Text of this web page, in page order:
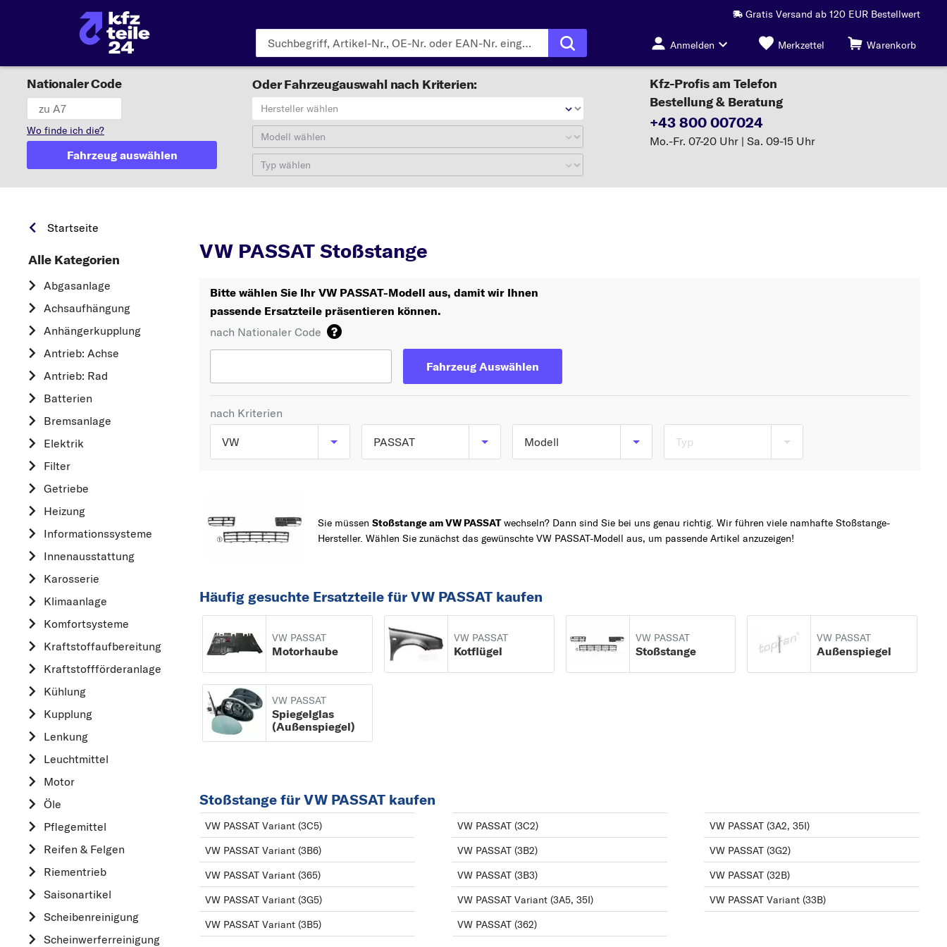
Gratis Versand ab 120 EUR Bestellwert
Anmelden Merkzettel Warenkorb
Nationaler Code
Wo finde ich die?
Fahrzeug auswählen
Oder Fahrzeugauswahl nach Kriterien:
Hersteller wählen
Modell wählen
Typ wählen
Kfz-Profis am Telefon
Bestellung & Beratung
+43 800 007024
Mo.-Fr. 07-20 Uhr | Sa. 09-15 Uhr
Startseite
Alle Kategorien
Abgasanlage
Achsaufhängung
Anhängerkupplung
Antrieb: Achse
Antrieb: Rad
Batterien
Bremsanlage
Elektrik
Filter
Getriebe
Heizung
Informationssysteme
Innenausstattung
Karosserie
Klimaanlage
Komfortsysteme
Kraftstoff­aufbereitung
Kraftstoff­förderanlage
Kühlung
Kupplung
Lenkung
Leuchtmittel
Motor
Öle
Pflegemittel
Reifen & Felgen
Riementrieb
Saisonartikel
Scheibenreinigung
Scheinwerferreinigung
VW PASSAT Stoßstange
Bitte wählen Sie Ihr VW PASSAT-Modell aus, damit wir Ihnen
passende Ersatzteile präsentieren können.
nach Nationaler Code
Fahrzeug Auswählen
nach Kriterien
VW
OPEL
MERCEDES-BENZ
A
AUDI
B
BMW
C
CHEVROLET
DACIA
DAIHATSU
FIAT
FORD
H
HONDA
PASSAT
POLO
PASSAT
A
AMAROK
BEETLE
CRAFTER 30-50
F
FOX
Modell
PASSAT (3B2) ab
08/1996 bis 12/2001
PASSAT (3C2) ab
PASSAT (3G2) ab
06/1997
PASSAT Variant (3B5)
ab 05/1997 bis
12/2001
PASSAT Variant (3B6)
ab 10/2000 bis
Typ
Sie müssen Stoßstange am VW PASSATwechseln? Dann sind Sie bei uns genau richtig. Wir führen viele namhafte Stoßstange-
Hersteller. Wählen Sie zunächst das gewünschte VW PASSAT-Modell aus, um passende Artikel anzuzeigen!
Häufig gesuchte Ersatzteile für VW PASSAT kaufen
VW PASSAT
Motorhaube
VW PASSAT
Kotflügel
VW PASSAT
Stoßstange
VW PASSAT
Außenspiegel
VW PASSAT
Spiegelglas
(Außenspiegel)
Stoßstange für VW PASSAT kaufen
VW PASSAT Variant (3C5)
VW PASSAT Variant (3B6)
VW PASSAT Variant (365)
VW PASSAT Variant (3G5)
VW PASSAT Variant (3B5)
VW PASSAT (3C2)
VW PASSAT (3B2)
VW PASSAT (3B3)
VW PASSAT Variant (3A5, 35I)
VW PASSAT (362)
VW PASSAT (3A2, 35I)
VW PASSAT (3G2)
VW PASSAT (32B)
VW PASSAT Variant (33B)